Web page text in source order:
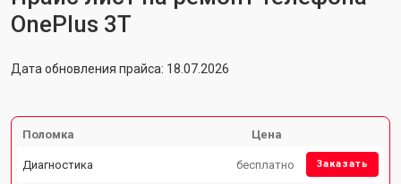
OnePlus 3T
Дата обновления прайса: 18.07.2026
Поломка Цена
Диагностика бесплатно Заказать